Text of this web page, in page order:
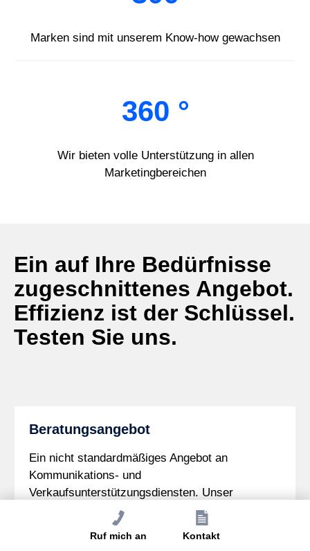
Marken sind mit unserem Know-how gewachsen
360 °
Wir bieten volle Unterstützung in allen
Marketingbereichen
Ein auf Ihre Bedürfnisse
zugeschnittenes Angebot.
Effizienz ist der Schlüssel.
Testen Sie uns.
Beratungsangebot
Ein nicht standardmäßiges Angebot an
Kommunikations- und
Verkaufsunterstützungsdiensten. Unser
Beratungsangebot ist immer individuell.
Ruf mich an Kontakt